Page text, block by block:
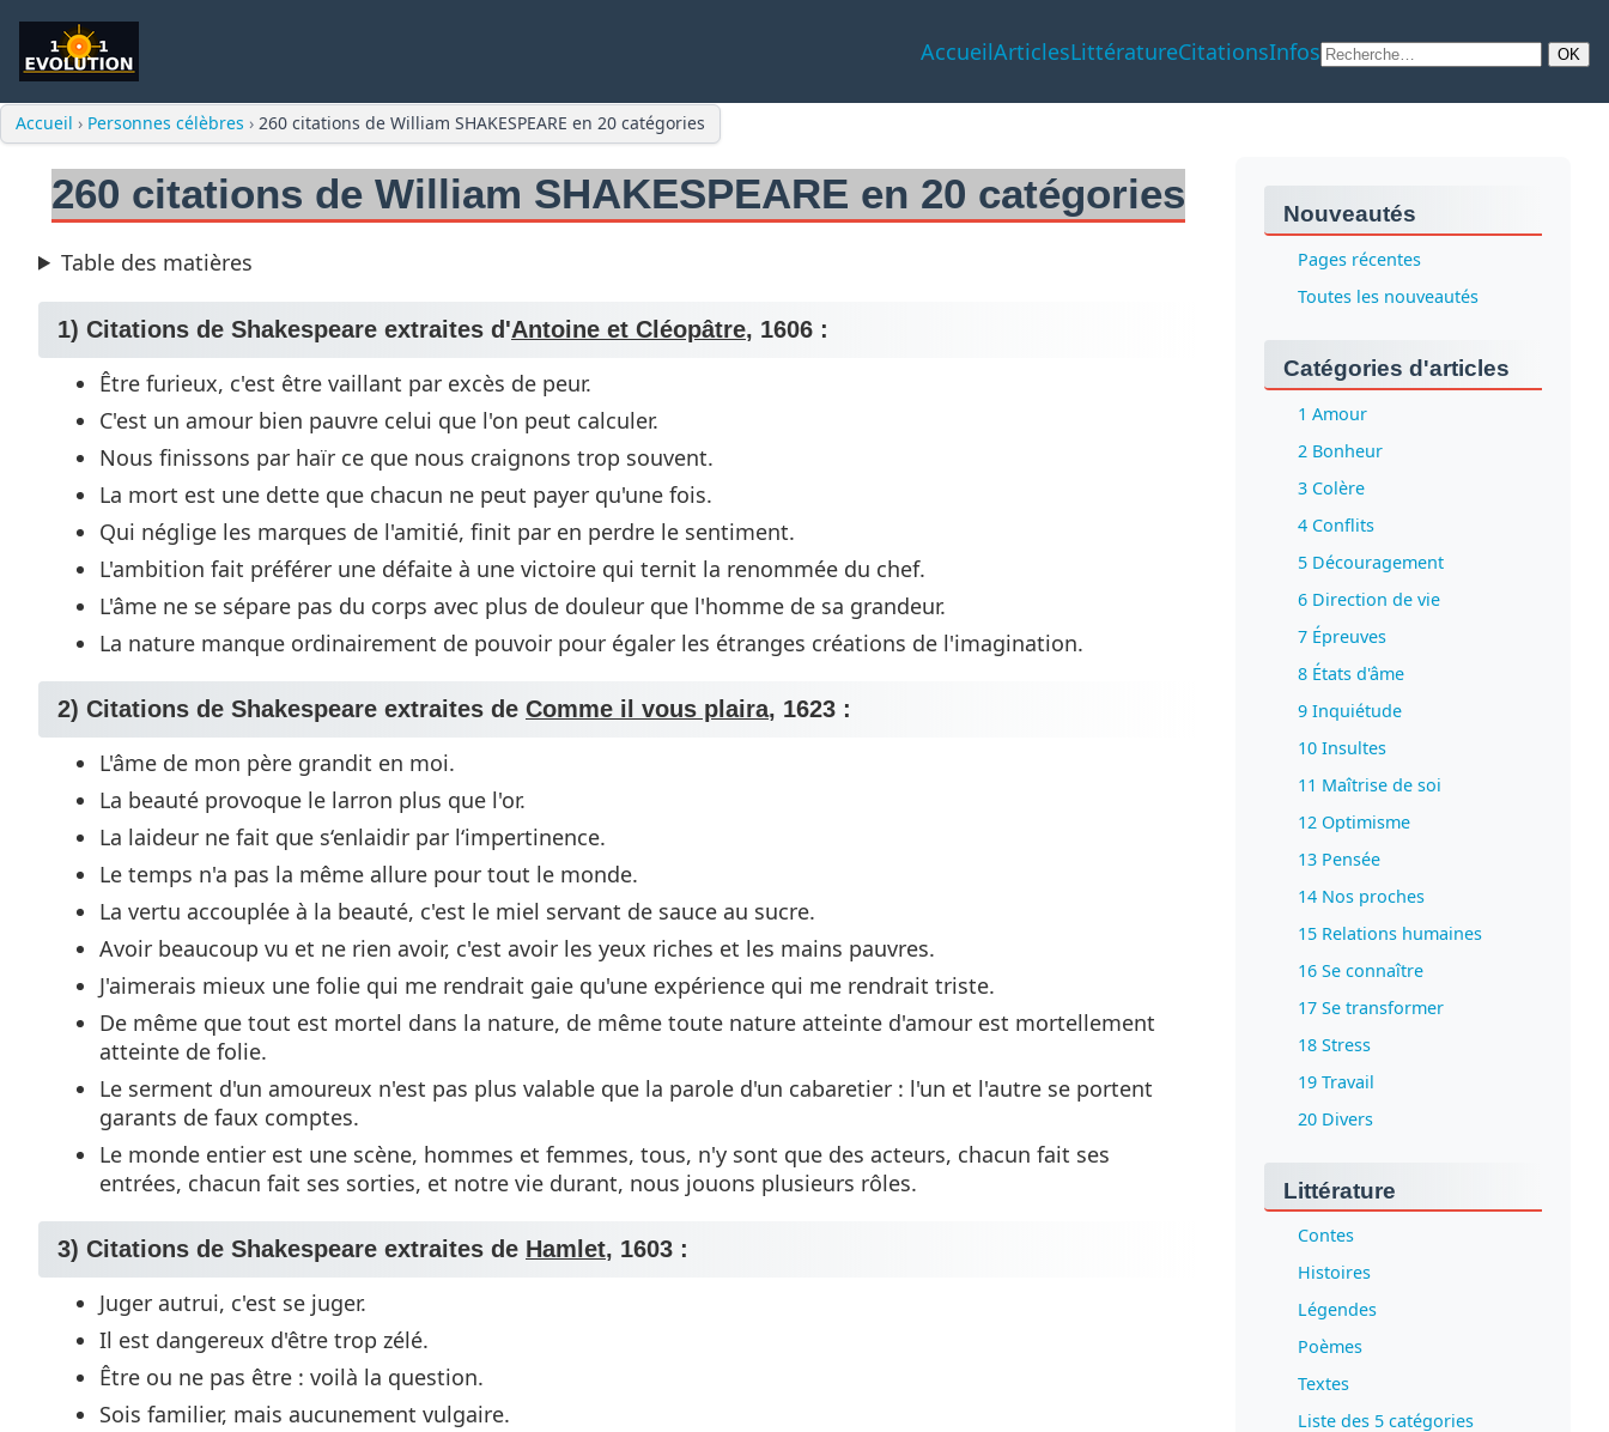
AccueilArticlesLittératureCitationsInfos
Accueil › Personnes célèbres › 260 citations de William SHAKESPEARE en 20 catégories
260 citations de William SHAKESPEARE en 20 catégories
Table des matières
1) Citations de Shakespeare extraites d'Antoine et Cléopâtre, 1606 :
Être furieux, c'est être vaillant par excès de peur.
C'est un amour bien pauvre celui que l'on peut calculer.
Nous finissons par haïr ce que nous craignons trop souvent.
La mort est une dette que chacun ne peut payer qu'une fois.
Qui néglige les marques de l'amitié, finit par en perdre le sentiment.
L'ambition fait préférer une défaite à une victoire qui ternit la renommée du chef.
L'âme ne se sépare pas du corps avec plus de douleur que l'homme de sa grandeur.
La nature manque ordinairement de pouvoir pour égaler les étranges créations de l'imagination.
2) Citations de Shakespeare extraites de Comme il vous plaira, 1623 :
L'âme de mon père grandit en moi.
La beauté provoque le larron plus que l'or.
La laideur ne fait que s‘enlaidir par l‘impertinence.
Le temps n'a pas la même allure pour tout le monde.
La vertu accouplée à la beauté, c'est le miel servant de sauce au sucre.
Avoir beaucoup vu et ne rien avoir, c'est avoir les yeux riches et les mains pauvres.
J'aimerais mieux une folie qui me rendrait gaie qu'une expérience qui me rendrait triste.
De même que tout est mortel dans la nature, de même toute nature atteinte d'amour est mortellement
atteinte de folie.
Le serment d'un amoureux n'est pas plus valable que la parole d'un cabaretier : l'un et l'autre se portent
garants de faux comptes.
Le monde entier est une scène, hommes et femmes, tous, n'y sont que des acteurs, chacun fait ses
entrées, chacun fait ses sorties, et notre vie durant, nous jouons plusieurs rôles.
3) Citations de Shakespeare extraites de Hamlet, 1603 :
Juger autrui, c'est se juger.
Il est dangereux d'être trop zélé.
Être ou ne pas être : voilà la question.
Sois familier, mais aucunement vulgaire.
Nouveautés
Pages récentes
Toutes les nouveautés
Catégories d'articles
1 Amour
2 Bonheur
3 Colère
4 Conflits
5 Découragement
6 Direction de vie
7 Épreuves
8 États d'âme
9 Inquiétude
10 Insultes
11 Maîtrise de soi
12 Optimisme
13 Pensée
14 Nos proches
15 Relations humaines
16 Se connaître
17 Se transformer
18 Stress
19 Travail
20 Divers
Littérature
Contes
Histoires
Légendes
Poèmes
Textes
Liste des 5 catégories